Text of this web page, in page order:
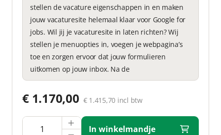
stellen de vacature eigenschappen in en maken
jouw vacaturesite helemaal klaar voor Google for
jobs. Wil jij je vacaturesite in laten richten? Wij
stellen je menuopties in, voegen je webpagina’s
toe en zorgen ervoor dat jouw formulieren
uitkomen op jouw inbox. Na de
€ 1.170,00 € 1.415,70 incl btw
In winkelmandje